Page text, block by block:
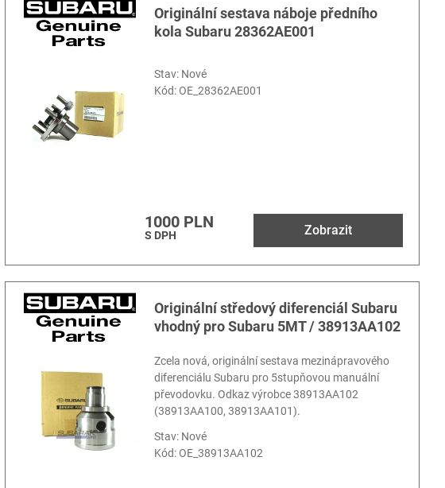
Originální sestava náboje předního
kola Subaru 28362AE001
Stav: Nové
Kód:OE_28362AE001
1000 PLN
S DPH Zobrazit
Originální středový diferenciál Subaru
vhodný pro Subaru 5MT / 38913AA102
Zcela nová, originální sestava mezinápravového
diferenciálu Subaru pro 5stupňovou manuální
převodovku. Odkaz výrobce 38913AA102
(38913AA100, 38913AA101).
Stav: Nové
Kód:OE_38913AA102